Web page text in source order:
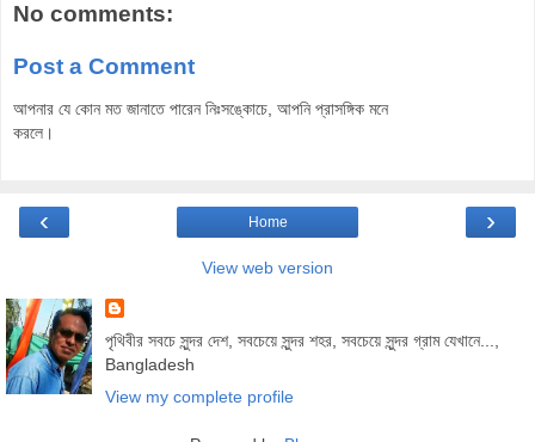
No comments:
Post a Comment
আপনার যে কোন মত জানাতে পারেন নিঃসঙ্কোচে, আপনি প্রাসঙ্গিক মনে
করলে।
‹ ›
Home
View web version
পৃথিবীর সবচে সুন্দর দেশ, সবচেয়ে সুন্দর শহর, সবচেয়ে সুন্দর গ্রাম যেখানে...,
Bangladesh
View my complete profile